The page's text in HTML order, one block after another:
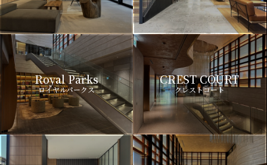
Royal Parks
ロイヤルパークス
CREST COURT
クレストコート